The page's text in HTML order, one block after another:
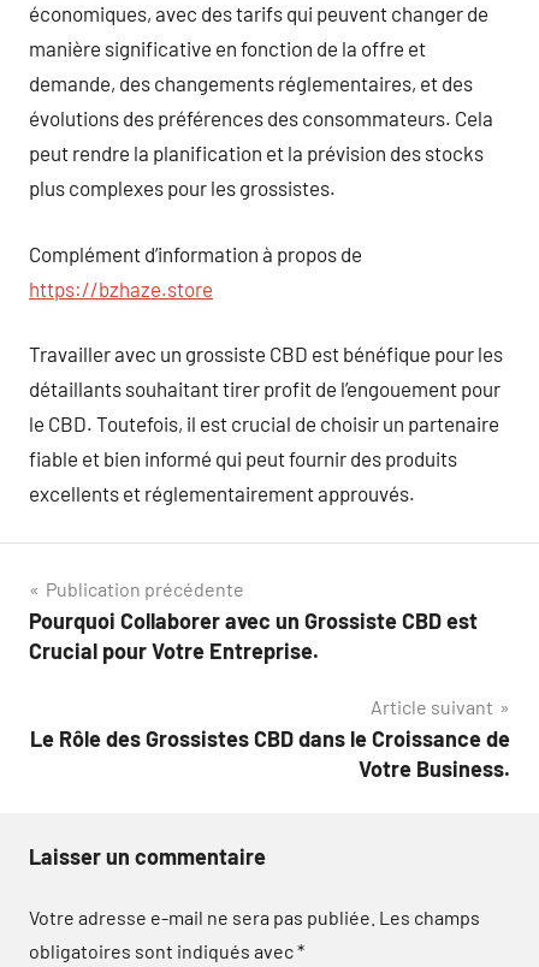
économiques, avec des tarifs qui peuvent changer de
manière significative en fonction de la offre et
demande, des changements réglementaires, et des
évolutions des préférences des consommateurs. Cela
peut rendre la planification et la prévision des stocks
plus complexes pour les grossistes.
Complément d’information à propos de
https://bzhaze.store
Travailler avec un grossiste CBD est bénéfique pour les
détaillants souhaitant tirer profit de l’engouement pour
le CBD. Toutefois, il est crucial de choisir un partenaire
fiable et bien informé qui peut fournir des produits
excellents et réglementairement approuvés.
Navigation
de
Publication précédente
Pourquoi Collaborer avec un Grossiste CBD est
Crucial pour Votre Entreprise.
Article suivant
Le Rôle des Grossistes CBD dans le Croissance de
Votre Business.
Laisser un commentaire
Votre adresse e-mail ne sera pas publiée. Les champs
obligatoires sont indiqués avec*